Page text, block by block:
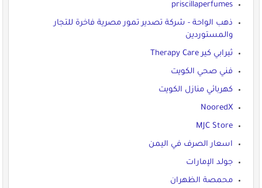
priscillaperfumes
ذهب الواحة - شركة تصدير تمور مصرية فاخرة للتجار
والمستوردين
ثيرابي كير Therapy Care
فني صحي الكويت
كهربائي منازل الكويت
NooredX
MJC Store
اسعار الصرف في اليمن
جولد الإمارات
محمصة الظهران